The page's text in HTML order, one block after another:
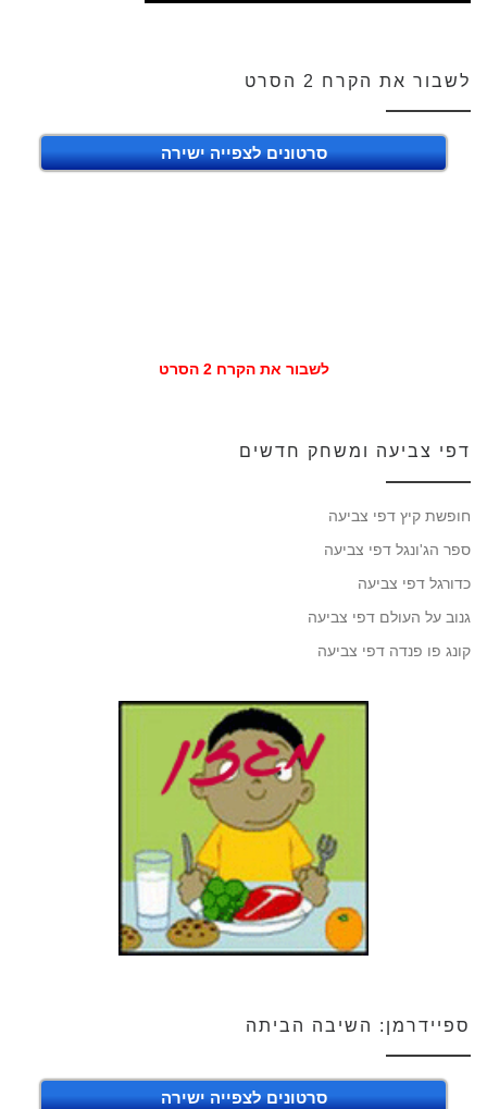
לשבור את הקרח 2 הסרט
סרטונים לצפייה ישירה
לשבור את הקרח 2 הסרט
דפי צביעה ומשחק חדשים
חופשת קיץ דפי צביעה
ספר הג'ונגל דפי צביעה
כדורגל דפי צביעה
גנוב על העולם דפי צביעה
קונג פו פנדה דפי צביעה
ספיידרמן: השיבה הביתה
סרטונים לצפייה ישירה